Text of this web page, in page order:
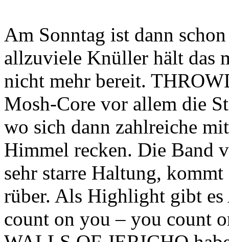
Am Sonntag ist dann
allzuviele Knüller hält das
nicht mehr bereit.
Mosh-Core vor allem die
wo sich dann zahlreiche
Himmel recken. Die Band
sehr starre Haltung,
rüber. Als Highlight gibt
count on you – you count